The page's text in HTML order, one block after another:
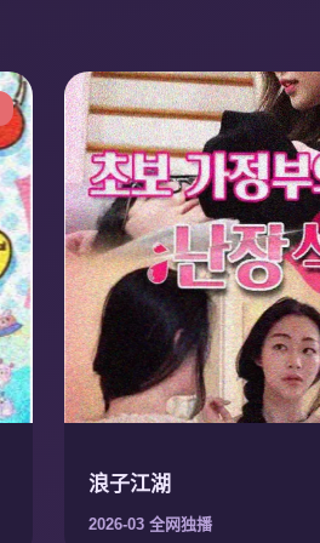
浪子江湖
2026-03 全网独播